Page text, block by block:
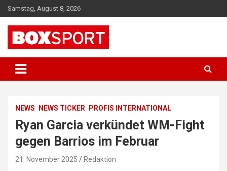
Skip
to
content
Samstag, August 8, 2026
BOXSPORT
NEWS NEWS TICKER PROFIS INTERNATIONAL
Ryan Garcia verkündet WM-Fight
gegen Barrios im Februar
21. November 2025 Redaktion